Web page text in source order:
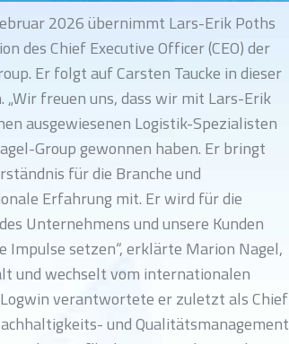
2026 übernimmt Lars-Erik Poths
des Chief Executive Officer (CEO) der
Er folgt auf Carsten Taucke in dieser
„Wir freuen uns, dass wir mit Lars-Erik
ausgewiesenen Logistik-Spezialisten
Group gewonnen haben. Er bringt
für die Branche und
Erfahrung mit. Er wird für die
Unternehmens und unsere Kunden
Impulse setzen“, erklärte Marion Nagel,
und wechselt vom internationalen
verantwortete er zuletzt als Chief
und Qualitätsmanagement